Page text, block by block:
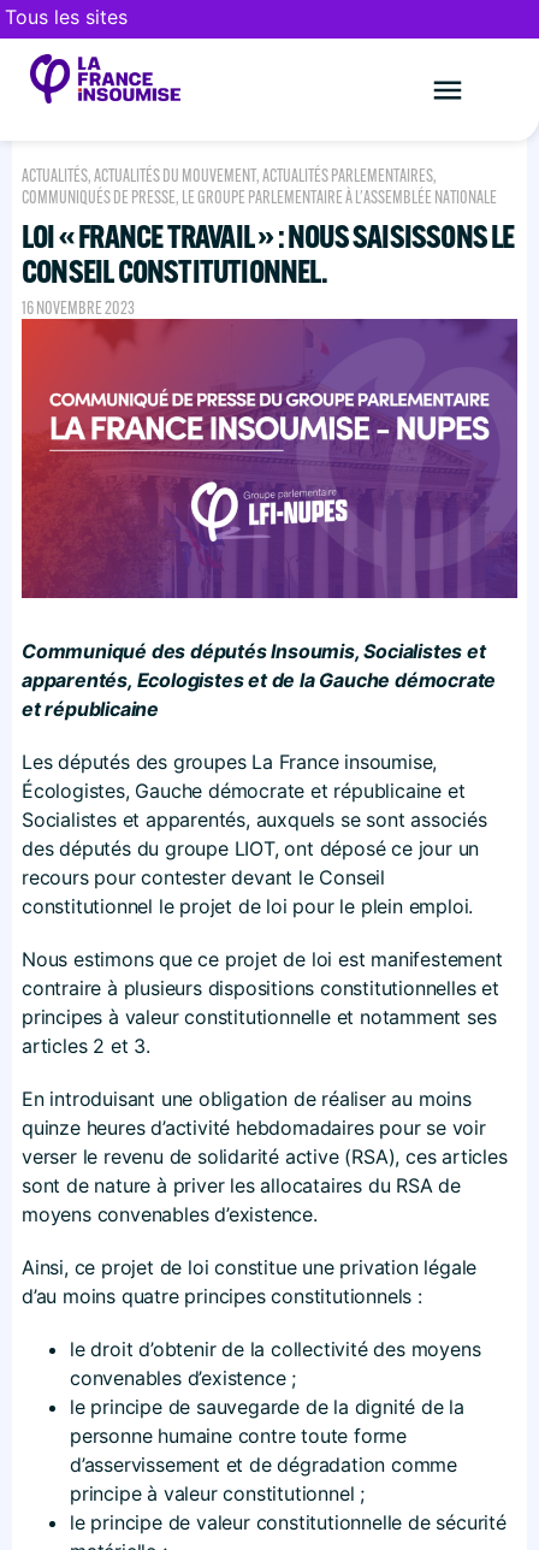
Tous les sites
ACTUALITÉS,ACTUALITÉS DU MOUVEMENT,ACTUALITÉS PARLEMENTAIRES,
COMMUNIQUÉS DE PRESSE, LE GROUPE PARLEMENTAIRE À L'ASSEMBLÉE NATIONALE
LOI « FRANCE TRAVAIL » : NOUS SAISISSONS LE
CONSEIL CONSTITUTIONNEL.
16 NOVEMBRE 2023
Communiqué des députés Insoumis, Socialistes et
apparentés, Ecologistes et de la Gauche démocrate
et républicaine
​Les députés des groupes La France insoumise,
Écologistes, Gauche démocrate et républicaine et
Socialistes et apparentés, auxquels se sont associés
des députés du groupe LIOT, ont déposé ce jour un
recours pour contester devant le Conseil
constitutionnel le projet de loi pour le plein emploi.
Nous estimons que ce projet de loi est manifestement
contraire à plusieurs dispositions constitutionnelles et
principes à valeur constitutionnelle et notamment ses
articles 2 et 3.
En introduisant une obligation de réaliser au moins
quinze heures d’activité hebdomadaires pour se voir
verser le revenu de solidarité active (RSA), ces articles
sont de nature à priver les allocataires du RSA de
moyens convenables d’existence.
Ainsi, ce projet de loi constitue une privation légale
d’au moins quatre principes constitutionnels :
le droit d’obtenir de la collectivité des moyens
convenables d’existence ;
le principe de sauvegarde de la dignité de la
personne humaine contre toute forme
d’asservissement et de dégradation comme
principe à valeur constitutionnel ;
le principe de valeur constitutionnelle de sécurité